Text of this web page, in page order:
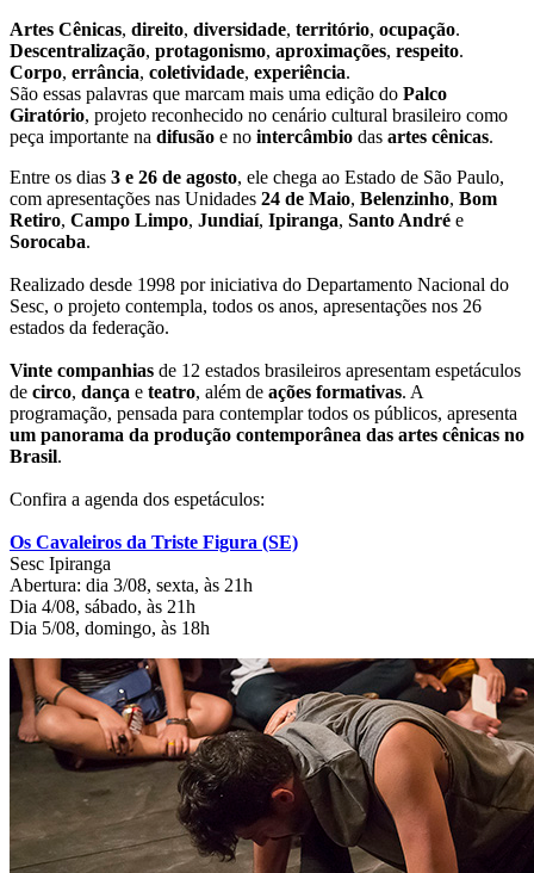
Artes Cênicas, direito, diversidade, território, ocupação.
Descentralização, protagonismo, aproximações, respeito.
Corpo, errância, coletividade, experiência.
São essas palavras que marcam mais uma edição do Palco
Giratório, projeto reconhecido no cenário cultural brasileiro como
peça importante na difusão e no intercâmbio das artes cênicas.
Entre os dias 3 e 26 de agosto, ele chega ao Estado de São Paulo,
com apresentações nas Unidades 24 de Maio, Belenzinho, Bom
Retiro, Campo Limpo, Jundiaí, Ipiranga, Santo André e
Sorocaba.
Realizado desde 1998 por iniciativa do Departamento Nacional do
Sesc, o projeto contempla, todos os anos, apresentações nos 26
estados da federação.
Vinte companhias de 12 estados brasileiros apresentam espetáculos
de circo, dança e teatro, além de ações formativas. A
programação, pensada para contemplar todos os públicos, apresenta
um panorama da produção contemporânea das artes cênicas no
Brasil.
Confira a agenda dos espetáculos:
Os Cavaleiros da Triste Figura (SE)
Sesc Ipiranga
Abertura: dia 3/08, sexta, às 21h
Dia 4/08, sábado, às 21h
Dia 5/08, domingo, às 18h